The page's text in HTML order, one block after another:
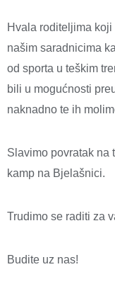
Hvala roditeljima
našim saradnicima
od sporta u teškim
bili u mogućnosti
naknadno te ih
Slavimo povratak na
kamp na Bjelašnici.
Trudimo se raditi za
Budite uz nas!